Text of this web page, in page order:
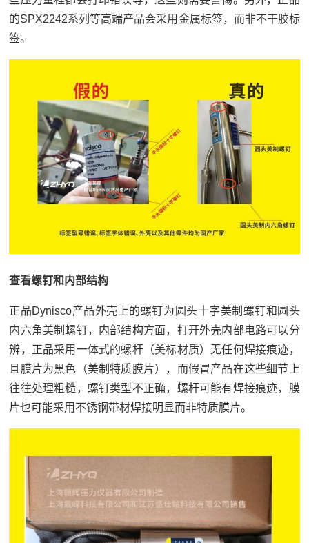
的SPX2242系列等高端产品会采用金属标签，而非不干胶标
签。
查看螺钉和内部结构
正品Dynisco产品外壳上的螺钉为圆头十字美制螺钉和圆头
内六角美制螺钉，内部结构方面，打开外壳内部电路可以分
辨，正品采用一体式的螺杆（美标材质）无任何焊接痕迹，
且膜片为黑色（美制特质膜片），而假冒产品在这些细节上
往往处理粗糙，螺钉类型不正确，螺杆可能有焊接痕迹，膜
片也可能采用不锈钢带材焊接明显而非特质膜片。